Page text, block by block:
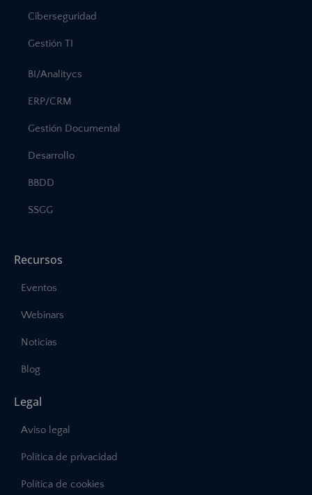
Ciberseguridad
Gestión TI
BI/Analitycs
ERP/CRM
Gestión Documental
Desarrollo
BBDD
SSGG
Recursos
Eventos
Webinars
Noticias
Blog
Legal
Aviso legal
Política de privacidad
Política de cookies